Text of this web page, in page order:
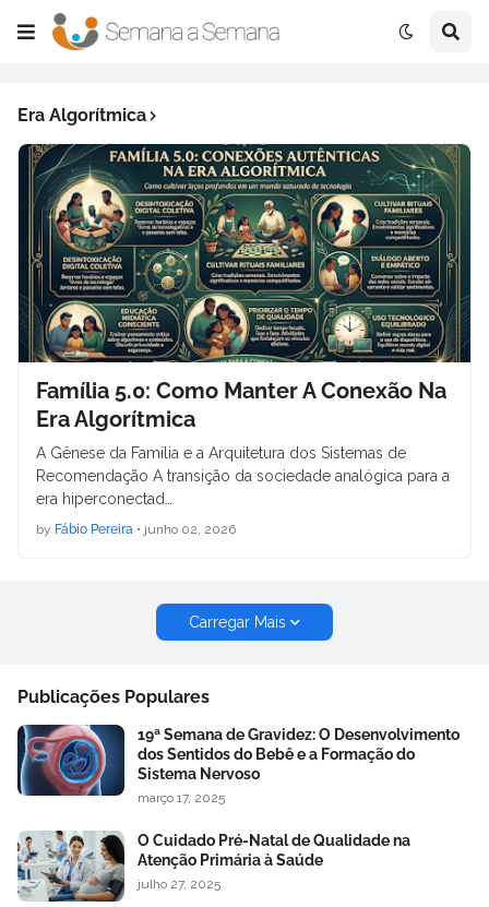
Era Algorítmica
Família 5.0: Como Manter A Conexão Na
Era Algorítmica
A Gênese da Família e a Arquitetura dos Sistemas de
Recomendação A transição da sociedade analógica para a
era hiperconectad…
by Fábio Pereira • junho 02, 2026
Carregar Mais
Publicações Populares
19ª Semana de Gravidez: O Desenvolvimento
dos Sentidos do Bebê e a Formação do
Sistema Nervoso
março 17, 2025
O Cuidado Pré-Natal de Qualidade na
Atenção Primária à Saúde
julho 27, 2025